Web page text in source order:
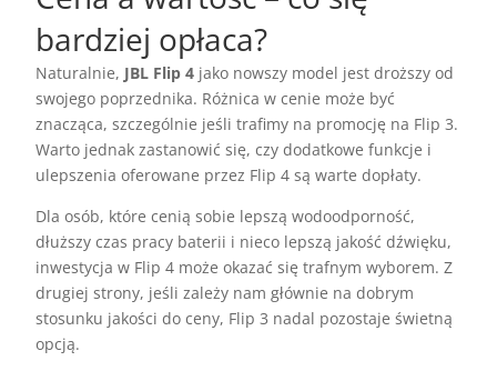
bardziej opłaca?
Naturalnie, JBL Flip 4 jako nowszy model jest droższy od
swojego poprzednika. Różnica w cenie może być
znacząca, szczególnie jeśli trafimy na promocję na Flip 3.
Warto jednak zastanowić się, czy dodatkowe funkcje i
ulepszenia oferowane przez Flip 4 są warte dopłaty.
Dla osób, które cenią sobie lepszą wodoodporność,
dłuższy czas pracy baterii i nieco lepszą jakość dźwięku,
inwestycja w Flip 4 może okazać się trafnym wyborem. Z
drugiej strony, jeśli zależy nam głównie na dobrym
stosunku jakości do ceny, Flip 3 nadal pozostaje świetną
opcją.